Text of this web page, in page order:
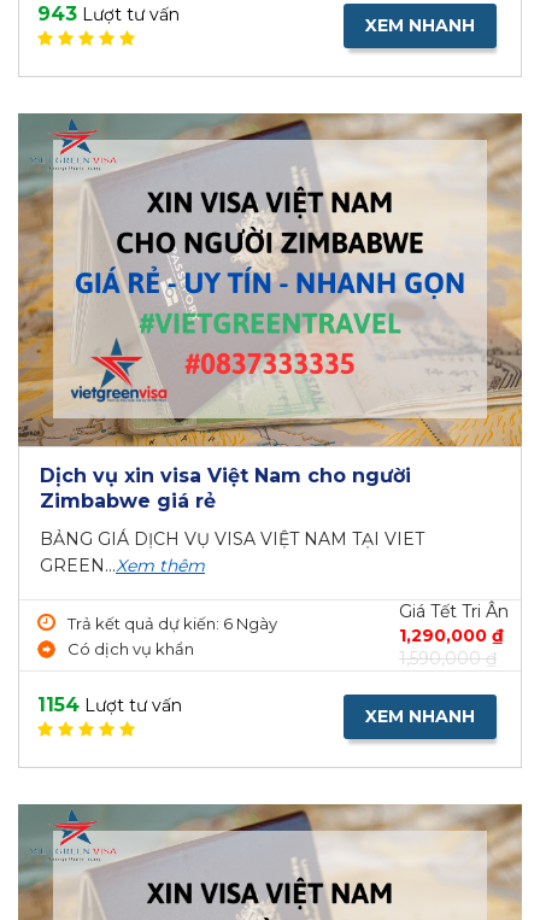
943 Lượt tư vấn XEM NHANH
Dịch vụ xin visa Việt Nam cho người
Zimbabwe giá rẻ
BẢNG GIÁ DỊCH VỤ VISA VIỆT NAM TẠI VIET
GREEN...Xem thêm
Trả kết quả dự kiến: 6 Ngày
Có dịch vụ khẩn
Giá Tết Tri Ân
1,290,000 ₫
1,590,000 ₫
1154 Lượt tư vấn XEM NHANH